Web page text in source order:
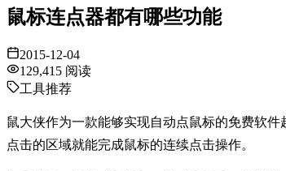
鼠标连点器都有哪些功能
2015-12-04
129,415 阅读
工具推荐
鼠大侠作为一款能够实现自动点鼠标的免费软
点击的区域就能完成鼠标的连续点击操作。